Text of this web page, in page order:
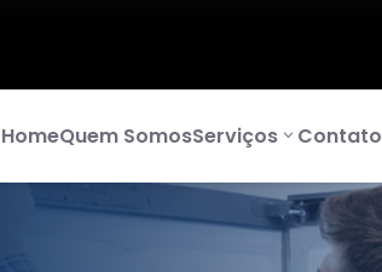
HomeQuem SomosServiços Contato